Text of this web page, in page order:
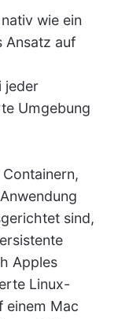
wie ein
Ansatz auf
jeder
Umgebung
sind,
Apples
Linux-
einem Mac